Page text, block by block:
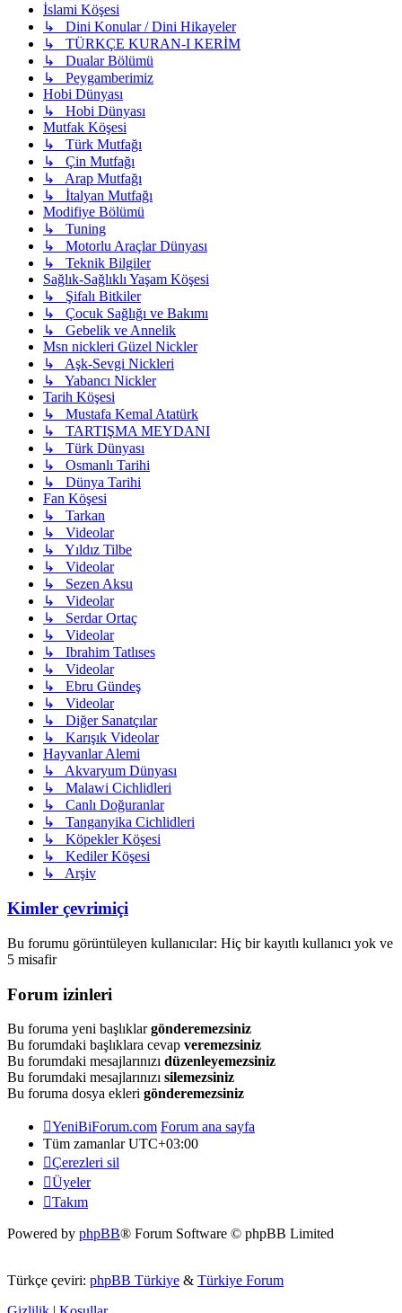
İslami Köşesi
↳ Dini Konular / Dini Hikayeler
↳ TÜRKÇE KURAN-I KERİM
↳ Dualar Bölümü
↳ Peygamberimiz
Hobi Dünyası
↳ Hobi Dünyası
Mutfak Köşesi
↳ Türk Mutfağı
↳ Çin Mutfağı
↳ Arap Mutfağı
↳ İtalyan Mutfağı
Modifiye Bölümü
↳ Tuning
↳ Motorlu Araçlar Dünyası
↳ Teknik Bilgiler
Sağlık-Sağlıklı Yaşam Köşesi
↳ Şifalı Bitkiler
↳ Çocuk Sağlığı ve Bakımı
↳ Gebelik ve Annelik
Msn nickleri Güzel Nickler
↳ Aşk-Sevgi Nickleri
↳ Yabancı Nickler
Tarih Köşesi
↳ Mustafa Kemal Atatürk
↳ TARTIŞMA MEYDANI
↳ Türk Dünyası
↳ Osmanlı Tarihi
↳ Dünya Tarihi
Fan Köşesi
↳ Tarkan
↳ Videolar
↳ Yıldız Tilbe
↳ Videolar
↳ Sezen Aksu
↳ Videolar
↳ Serdar Ortaç
↳ Videolar
↳ Ibrahim Tatlıses
↳ Videolar
↳ Ebru Gündeş
↳ Videolar
↳ Diğer Sanatçılar
↳ Karışık Videolar
Hayvanlar Alemi
↳ Akvaryum Dünyası
↳ Malawi Cichlidleri
↳ Canlı Doğuranlar
↳ Tanganyika Cichlidleri
↳ Köpekler Köşesi
↳ Kediler Köşesi
↳ Arşiv
Kimler çevrimiçi
Bu forumu görüntüleyen kullanıcılar: Hiç bir kayıtlı kullanıcı yok ve
5 misafir
Forum izinleri
Bu foruma yeni başlıklargönderemezsiniz
Bu forumdaki başlıklara cevap veremezsiniz
Bu forumdaki mesajlarınızı düzenleyemezsiniz
Bu forumdaki mesajlarınızı silemezsiniz
Bu foruma dosya ekleri gönderemezsiniz
YeniBiForum.com Forum ana sayfa
Tüm zamanlarUTC+03:00
Çerezleri sil
Üyeler
Takım
Powered by phpBB® Forum Software © phpBB Limited
Türkçe çeviri: phpBB Türkiye & Türkiye Forum